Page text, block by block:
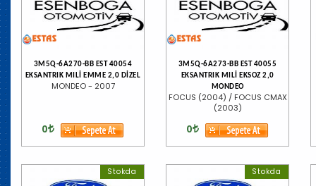
3M5Q-6A270-BB EST 40054
EKSANTRIK MILİ EMME 2,0 DİZEL
MONDEO - 2007
0
3M5Q-6A273-BB EST 40055
EKSANTRIK MILİ EKSOZ 2,0
MONDEO
FOCUS (2004) / FOCUS CMAX
(2003)
0
Stokda Stokda